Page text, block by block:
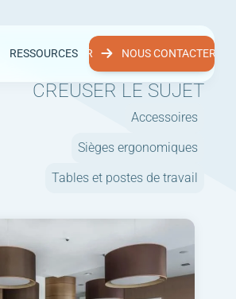
RESSOURCES
NOUS CONTACTER NOUS CONTACTER
CREUSER LE SUJET
Accessoires
Sièges ergonomiques
Tables et postes de travail